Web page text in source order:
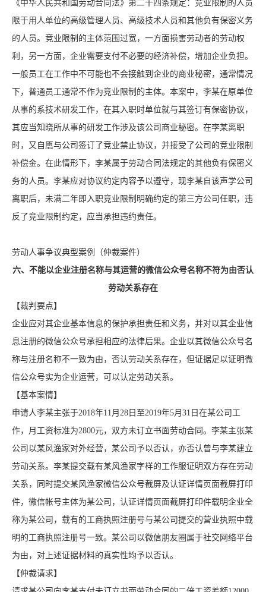
《中华人民共和国劳动合同法》第二十四条规定：竞业限制的人员
限于用人单位的高级管理人员、高级技术人员和其他负有保密义务
的人员。竞业限制的主体范围过宽，一方面损害劳动者的劳动权
利，另一方面，企业需要支付不必要的经济补偿，增加企业负担。
一般员工在工作中不可能也不会接触到企业的商业秘密，通常情况
下，普通员工通常不作为竞业限制的主体。本案中，李某在原单位
从事的系技术研发工作，在其入职时单位就与其签订有保密协议，
其应当知晓所从事的研发工作涉及该公司商业秘密。在李某离职
时，又自愿与公司签订了竞业禁止协议，并接受了公司的竞业限制
补偿金。在此情形下，李某属于劳动合同法规定的其他负有保密义
务的人员。李某应对协议约定内容予以遵守，现李某自该声学公司
离职后，未满二年即入职竞业限制明确约定的第三方公司任职，违
反了竞业限制约定，应当承担违约责任。
劳动人事争议典型案例（仲裁案件）
六、不能以企业注册名称与其运营的微信公众号名称不符为由否认
劳动关系存在
【裁判要点】
企业应对其企业基本信息的保护承担责任和义务，并对以其企业信
息注册的微信公众号承担相应的法律后果。企业以其微信公众号名
称与注册名称不一致为由，否认劳动关系存在，但证据足以证明微
信公众号实为企业运营，可以认定劳动关系。
【基本案情】
申请人李某主张于2018年11月28日至2019年5月31日在某公司工
作，月工资标准为2800元，双方未订立书面劳动合同。李某主张某
公司以某风渔家对外经营，某公司予以否认，亦否认曾与李某建立
劳动关系。李某提交载有某风渔家字样的工作服证明双方存在劳动
关系，同时提交某风渔家微信公众号截屏及认证详情页面截屏打印
件，微信帐号主体为某公司，认证详情页面截屏打印件载明企业全
称为某公司，载有的工商执照注册号与某公司提交的营业执照中载
明的工商执照注册号一致。某公司以微信朋友圈属于社交网络平台
为由，对上述证据材料的真实性均予以否认。
【仲裁请求】